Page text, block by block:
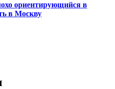
ориентирующийся в
в Москву